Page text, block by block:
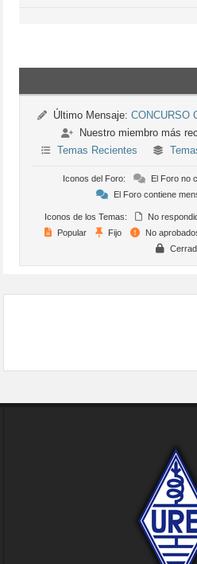
Último Mensaje: CONCURSO
Nuestro miembro más
Temas Recientes
Iconos del Foro:
El Foro no
El Foro contiene
Iconos de los Temas: No
Popular
Fijo No